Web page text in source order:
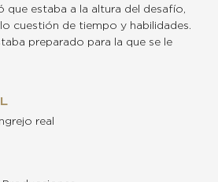
que estaba a la altura del desafío,
cuestión de tiempo y habilidades.
preparado para la que se le
real